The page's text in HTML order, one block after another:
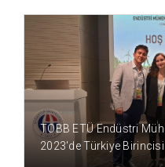
2 YIL ÖNCE
TOBB ETÜ Endüstri
2023'de Türkiye Birincisi